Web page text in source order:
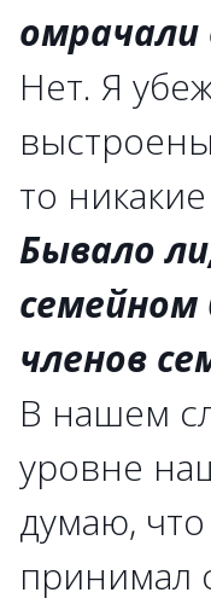
Нет. Я
то
Бывало
семейном
членов
В нашем
уровне
думаю,
принимал